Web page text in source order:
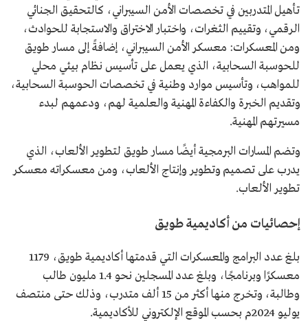
تأهيل المتدربين في تخصصات الأمن السيبراني، كالتحقيق الجنائي
الرقمي، وتقييم الثغرات، واختبار الاختراق والاستجابة للحوادث،
ومن المعسكرات: معسكر الأمن السيبراني، إضافةً إلى مسار طويق
للحوسبة السحابية، الذي يعمل على تأسيس نظام بيئي محلي
للمواهب، وتأسيس موارد وطنية في تخصصات الحوسبة السحابية،
وتقديم الخبرة والكفاءة المهنية والعلمية لهم، ودعمهم لبدء
مسيرتهم المهنية.
وتضم المسارات البرمجية أيضًا مسار طويق لتطوير الألعاب، الذي
يدرب على تصميم وتطوير وإنتاج الألعاب، ومن معسكراته معسكر
تطوير الألعاب.
إحصائيات من أكاديمية طويق
بلغ عدد البرامج والمعسكرات التي قدمتها أكاديمية طويق، 1179
معسكرًا وبرنامجًا، وبلغ عدد المسجلين نحو 1.4 مليون طالب
وطالبة، وتخرج منها أكثر من 15 ألف متدرب، وذلك حتى منتصف
يوليو 2024م بحسب الموقع الإلكتروني للأكاديمية.